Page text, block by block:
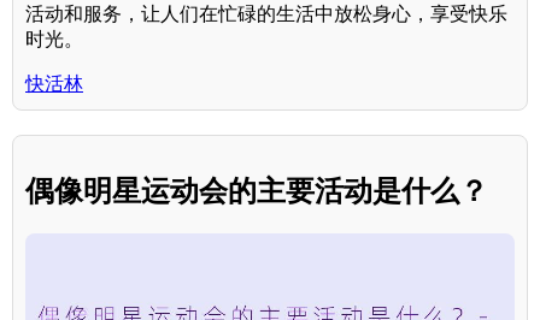
活动和服务，让人们在忙碌的生活中放松身心，享受快乐
时光。
快活林
偶像明星运动会的主要活动是什么？